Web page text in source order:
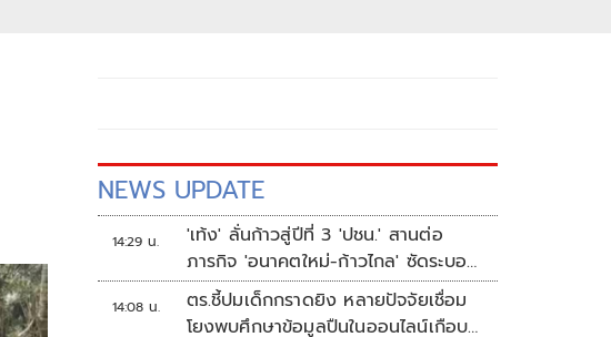
NEWS UPDATE
14:29 น.
'เท้ง' ลั่นก้าวสู่ปีที่ 3 'ปชน.' สานต่อ
ภารกิจ 'อนาคตใหม่-ก้าวไกล' ซัดระบอบ
สีน้ำเงิน ทำหลักนิติรัฐ-นิติธรรมสั่น
คลอน
14:08 น.
ตร.ชี้ปมเด็กกราดยิง หลายปัจจัยเชื่อม
โยงพบศึกษาข้อมูลปืนในออนไลน์เกือบ